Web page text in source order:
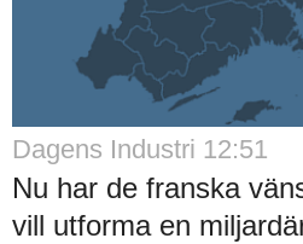
Dagens Industri 12:51
Nu har de franska
vill utforma en